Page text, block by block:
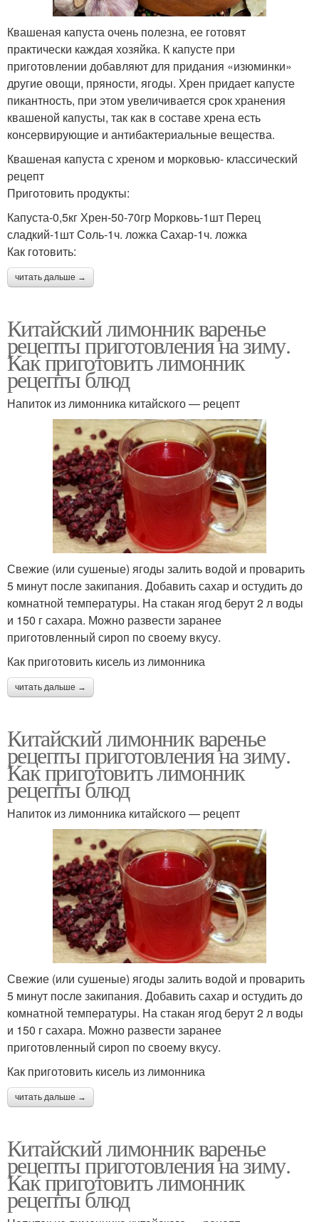
Квашеная капуста очень полезна, ее готовят
практически каждая хозяйка. К капусте при
приготовлении добавляют для придания «изюминки»
другие овощи, пряности, ягоды. Хрен придает капусте
пикантность, при этом увеличивается срок хранения
квашеной капусты, так как в составе хрена есть
консервирующие и антибактериальные вещества.
Квашеная капуста с хреном и морковью- классический
рецепт
Приготовить продукты:
Капуста-0,5кг Хрен-50-70гр Морковь-1шт Перец
сладкий-1шт Соль-1ч. ложка Сахар-1ч. ложка
Как готовить:
читать дальше →
Китайский лимонник варенье
рецепты приготовления на зиму.
Как приготовить лимонник
рецепты блюд
Напиток из лимонника китайского — рецепт
Свежие (или сушеные) ягоды залить водой и проварить
5 минут после закипания. Добавить сахар и остудить до
комнатной температуры. На стакан ягод берут 2 л воды
и 150 г сахара. Можно развести заранее
приготовленный сироп по своему вкусу.
Как приготовить кисель из лимонника
читать дальше →
Китайский лимонник варенье
рецепты приготовления на зиму.
Как приготовить лимонник
рецепты блюд
Напиток из лимонника китайского — рецепт
Свежие (или сушеные) ягоды залить водой и проварить
5 минут после закипания. Добавить сахар и остудить до
комнатной температуры. На стакан ягод берут 2 л воды
и 150 г сахара. Можно развести заранее
приготовленный сироп по своему вкусу.
Как приготовить кисель из лимонника
читать дальше →
Китайский лимонник варенье
рецепты приготовления на зиму.
Как приготовить лимонник
рецепты блюд